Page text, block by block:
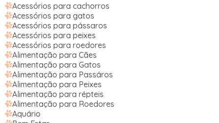
Acessórios para cachorros
Acessórios para gatos
Acessórios para pássaros
Acessórios para peixes
Acessórios para roedores
Alimentação para Cães
Alimentação para Gatos
Alimentação para Passáros
Alimentação para Peixes
Alimentação para répteis
Alimentação para Roedores
Aquário